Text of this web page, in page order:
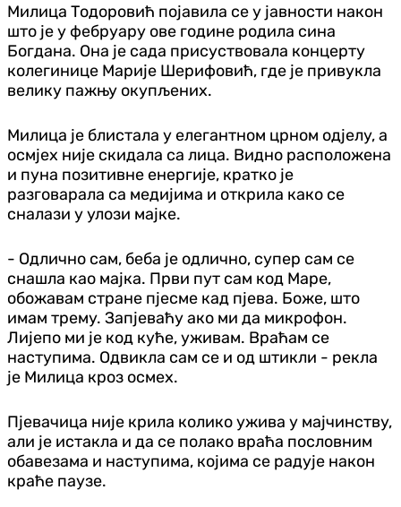
Милица Тодоровић појавила се у јавности након
што је у фебруару ове године родила сина
Богдана. Она је сада присуствовала концерту
колегинице Марије Шерифовић, где је привукла
велику пажњу окупљених.
Милица је блистала у елегантном црном одјелу, а
осмјех није скидала са лица. Видно расположена
и пуна позитивне енергије, кратко је
разговарала са медијима и открила како се
сналази у улози мајке.
- Одлично сам, беба је одлично, супер сам се
снашла као мајка. Први пут сам код Маре,
обожавам стране пјесме кад пјева. Боже, што
имам трему. Запјеваћу ако ми да микрофон.
Лијепо ми је код куће, уживам. Враћам се
наступима. Одвикла сам се и од штикли - рекла
је Милица кроз осмех.
Пјевачица није крила колико ужива у мајчинству,
али је истакла и да се полако враћа пословним
обавезама и наступима, којима се радује након
краће паузе.